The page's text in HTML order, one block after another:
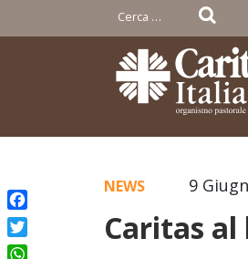
Skip
to
content
Ricerca
per:
9
NEWS
Caritas
Facebook
Twitter